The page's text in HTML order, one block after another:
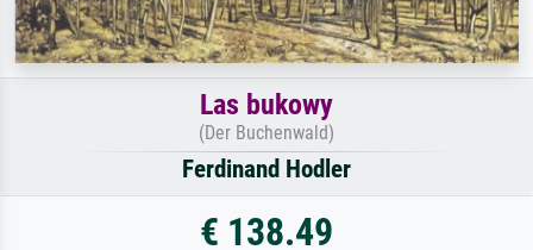
Las bukowy
(Der Buchenwald)
Ferdinand Hodler
€ 138.49